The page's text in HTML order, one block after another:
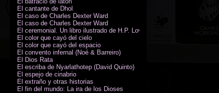
El cantante de Dhol
El caso de Charles Dexter Ward
El caso de Charles Dexter Ward
El ceremonial. Un libro ilustrado de H.P. Lovecraft
El color que cayó del cielo
El color que cayó del espacio
El convento infernal (Noé & Barreiro)
El Dios Rata
El escriba de Nyarlathotep (David Quinto)
El espejo de cinabrio
El extraño y otras historias
El fin del mundo: La ira de los Dioses